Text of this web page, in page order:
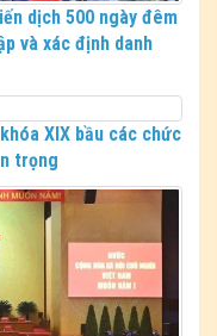
dịch 500 ngày đêm
và xác định danh
XIX bầu các chức
trọng